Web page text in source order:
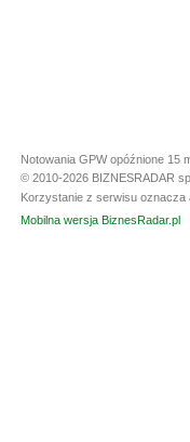
Notowania GPW opóźnione 15
© 2010-2026 BIZNESRADAR
Korzystanie z serwisu oznacza
Mobilna wersja BiznesRadar.pl